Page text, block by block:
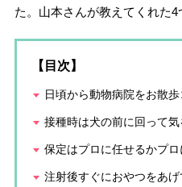
た。山本さんが教えてくれた4
【目次】
日頃から動物病院をお散歩
接種時は犬の前に回って気
保定はプロに任せるかプロ
注射後すぐにおやつをあ